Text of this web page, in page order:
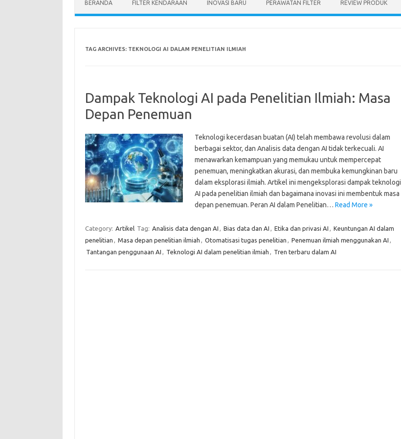
BERANDA FILTER KENDARAAN INOVASI BARU PERAWATAN FILTER REVIEW PRODUK
TAG ARCHIVES: TEKNOLOGI AI DALAM PENELITIAN ILMIAH
Dampak Teknologi AI pada Penelitian Ilmiah: Masa
Depan Penemuan
Teknologi kecerdasan buatan (AI) telah membawa revolusi dalam
berbagai sektor, dan Analisis data dengan AI tidak terkecuali. AI
menawarkan kemampuan yang memukau untuk mempercepat
penemuan, meningkatkan akurasi, dan membuka kemungkinan baru
dalam eksplorasi ilmiah. Artikel ini mengeksplorasi dampak teknologi
AI pada penelitian ilmiah dan bagaimana inovasi ini membentuk masa
depan penemuan. Peran AI dalam Penelitian… Read More »
Category: Artikel Tag: Analisis data dengan AI , Bias data dan AI , Etika dan privasi AI , Keuntungan AI dalam
penelitian , Masa depan penelitian ilmiah , Otomatisasi tugas penelitian , Penemuan ilmiah menggunakan AI ,
Tantangan penggunaan AI , Teknologi AI dalam penelitian ilmiah , Tren terbaru dalam AI